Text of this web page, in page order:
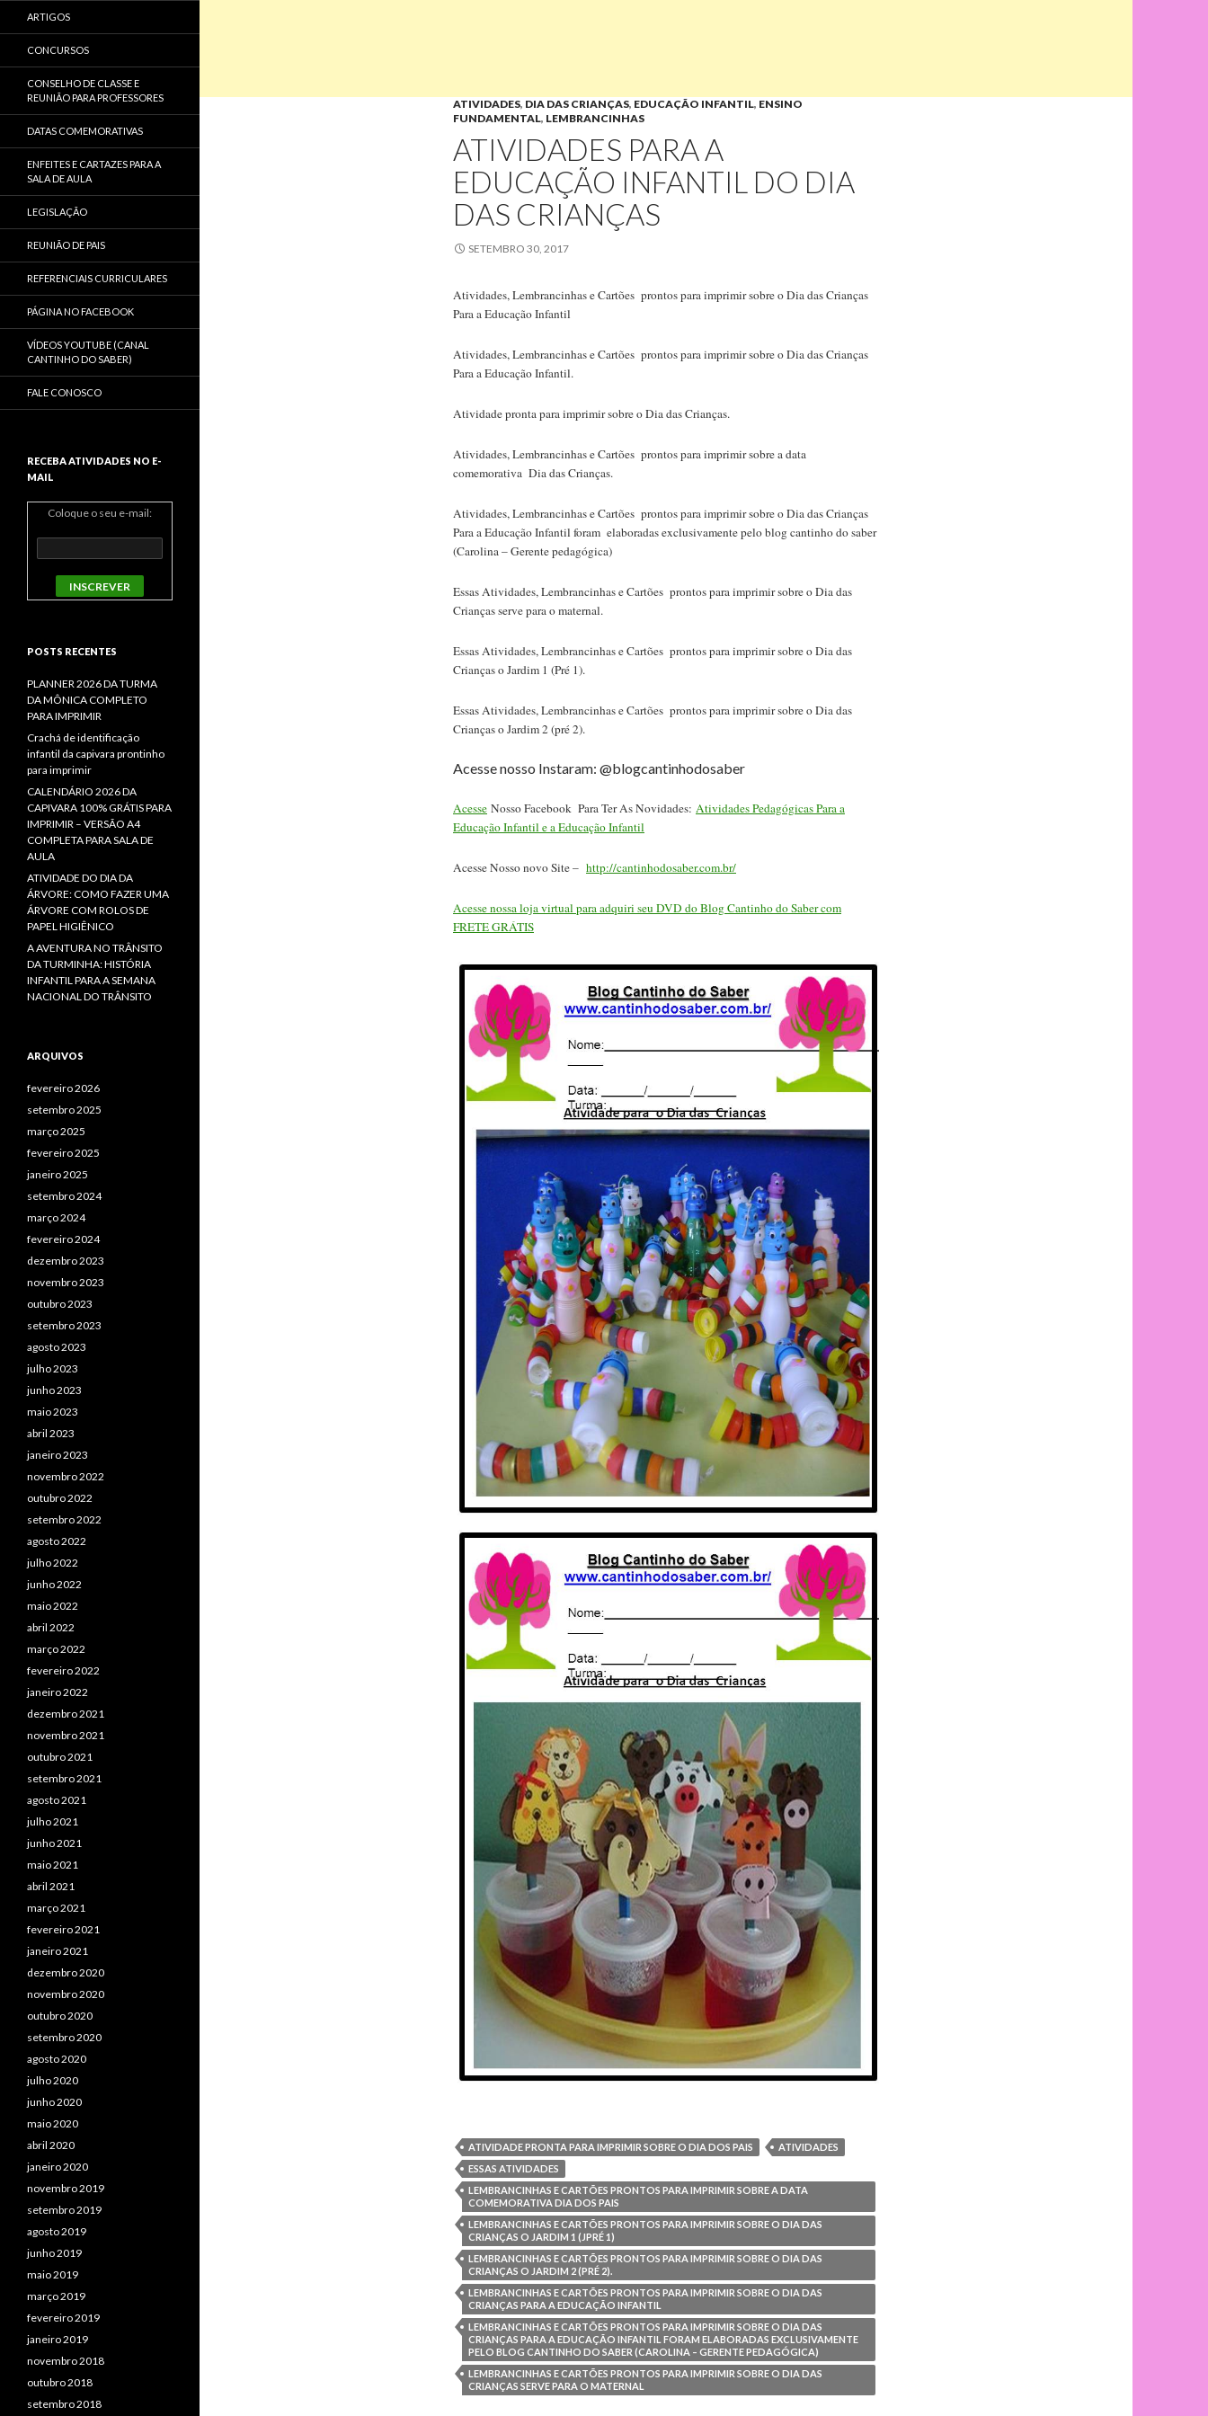
ATIVIDADES, DIA DAS CRIANÇAS, EDUCAÇÃO INFANTIL, ENSINO
FUNDAMENTAL, LEMBRANCINHAS
ATIVIDADES PARA A
EDUCAÇÃO INFANTIL DO DIA
DAS CRIANÇAS
SETEMBRO 30, 2017
Atividades, Lembrancinhas e Cartões prontos para imprimir sobre o Dia das Crianças
Para a Educação Infantil
Atividades, Lembrancinhas e Cartões prontos para imprimir sobre o Dia das Crianças
Para a Educação Infantil.
Atividade pronta para imprimir sobre o Dia das Crianças.
Atividades, Lembrancinhas e Cartões prontos para imprimir sobre a data
comemorativa Dia das Crianças.
Atividades, Lembrancinhas e Cartões prontos para imprimir sobre o Dia das Crianças
Para a Educação Infantil foram elaboradas exclusivamente pelo blog cantinho do saber
(Carolina – Gerente pedagógica)
Essas Atividades, Lembrancinhas e Cartões prontos para imprimir sobre o Dia das
Crianças serve para o maternal.
Essas Atividades, Lembrancinhas e Cartões prontos para imprimir sobre o Dia das
Crianças o Jardim 1 (Pré 1).
Essas Atividades, Lembrancinhas e Cartões prontos para imprimir sobre o Dia das
Crianças o Jardim 2 (pré 2).
Acesse nosso Instaram: @blogcantinhodosaber
Acesse Nosso Facebook Para Ter As Novidades: Atividades Pedagógicas Para a
Educação Infantil e a Educação Infantil
Acesse Nosso novo Site – http://cantinhodosaber.com.br/
Acesse nossa loja virtual para adquiri seu DVD do Blog Cantinho do Saber com
FRETE GRÁTIS
ATIVIDADE PRONTA PARA IMPRIMIR SOBRE O DIA DOS PAIS
ATIVIDADES
ESSAS ATIVIDADES
LEMBRANCINHAS E CARTÕES PRONTOS PARA IMPRIMIR SOBRE A DATA
COMEMORATIVA DIA DOS PAIS
LEMBRANCINHAS E CARTÕES PRONTOS PARA IMPRIMIR SOBRE O DIA DAS
CRIANÇAS O JARDIM 1 (JPRÉ 1)
LEMBRANCINHAS E CARTÕES PRONTOS PARA IMPRIMIR SOBRE O DIA DAS
CRIANÇAS O JARDIM 2 (PRÉ 2).
LEMBRANCINHAS E CARTÕES PRONTOS PARA IMPRIMIR SOBRE O DIA DAS
CRIANÇAS PARA A EDUCAÇÃO INFANTIL
LEMBRANCINHAS E CARTÕES PRONTOS PARA IMPRIMIR SOBRE O DIA DAS
CRIANÇAS PARA A EDUCAÇÃO INFANTIL FORAM ELABORADAS EXCLUSIVAMENTE
PELO BLOG CANTINHO DO SABER (CAROLINA – GERENTE PEDAGÓGICA)
LEMBRANCINHAS E CARTÕES PRONTOS PARA IMPRIMIR SOBRE O DIA DAS
CRIANÇAS SERVE PARA O MATERNAL
ARTIGOS
CONCURSOS
CONSELHO DE CLASSE E
REUNIÃO PARA PROFESSORES
DATAS COMEMORATIVAS
ENFEITES E CARTAZES PARA A
SALA DE AULA
LEGISLAÇÃO
REUNIÃO DE PAIS
REFERENCIAIS CURRICULARES
PÁGINA NO FACEBOOK
VÍDEOS YOUTUBE (CANAL
CANTINHO DO SABER)
FALE CONOSCO
RECEBA ATIVIDADES NO E-
MAIL
Coloque o seu e-mail:
POSTS RECENTES
PLANNER 2026 DA TURMA
DA MÔNICA COMPLETO
PARA IMPRIMIR
Crachá de identificação
infantil da capivara prontinho
para imprimir
CALENDÁRIO 2026 DA
CAPIVARA 100% GRÁTIS PARA
IMPRIMIR – VERSÃO A4
COMPLETA PARA SALA DE
AULA
ATIVIDADE DO DIA DA
ÁRVORE: COMO FAZER UMA
ÁRVORE COM ROLOS DE
PAPEL HIGIÊNICO
A AVENTURA NO TRÂNSITO
DA TURMINHA: HISTÓRIA
INFANTIL PARA A SEMANA
NACIONAL DO TRÂNSITO
ARQUIVOS
fevereiro 2026
setembro 2025
março 2025
fevereiro 2025
janeiro 2025
setembro 2024
março 2024
fevereiro 2024
dezembro 2023
novembro 2023
outubro 2023
setembro 2023
agosto 2023
julho 2023
junho 2023
maio 2023
abril 2023
janeiro 2023
novembro 2022
outubro 2022
setembro 2022
agosto 2022
julho 2022
junho 2022
maio 2022
abril 2022
março 2022
fevereiro 2022
janeiro 2022
dezembro 2021
novembro 2021
outubro 2021
setembro 2021
agosto 2021
julho 2021
junho 2021
maio 2021
abril 2021
março 2021
fevereiro 2021
janeiro 2021
dezembro 2020
novembro 2020
outubro 2020
setembro 2020
agosto 2020
julho 2020
junho 2020
maio 2020
abril 2020
janeiro 2020
novembro 2019
setembro 2019
agosto 2019
junho 2019
maio 2019
março 2019
fevereiro 2019
janeiro 2019
novembro 2018
outubro 2018
setembro 2018